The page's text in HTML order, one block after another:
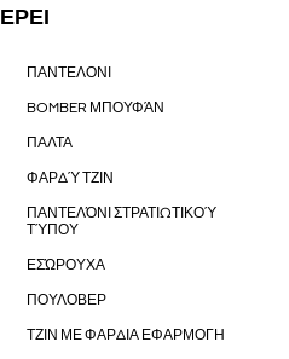
ΠΑΝΤΕΛΟΝΙ
BOMBER ΜΠΟΥΦΆΝ
ΠΑΛΤΑ
ΦΑΡΔΎ ΤΖΙΝ
ΠΑΝΤΕΛΌΝΙ ΣΤΡΑΤΙΩΤΙΚΟΎ
ΤΎΠΟΥ
ΕΣΏΡΟΥΧΑ
ΠΟΥΛΟΒΕΡ
ΤΖΙΝ ΜΕ ΦΑΡΔΙΑ ΕΦΑΡΜΟΓΗ